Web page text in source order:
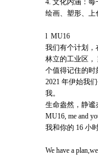
4. 文化内涵：
绘画、塑形、上
l MU16
我们有个计划，
林立的工业区，
个值得记住的时
2021 年伊始我
我。
生命盎然，静谧
MU16, me and
我和你的 16 小
We have a